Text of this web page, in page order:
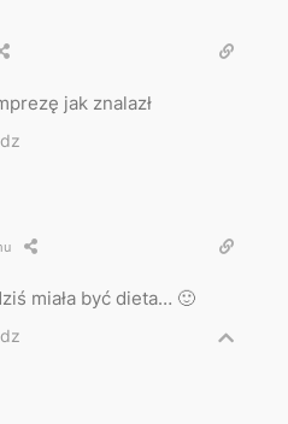
jak znalazł
miała być dieta… 🙂